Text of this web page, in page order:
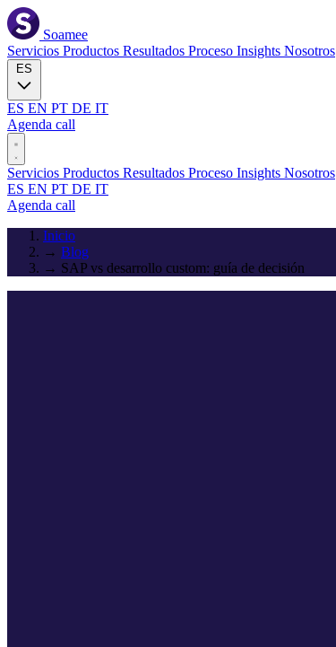
Soamee
Servicios Productos Resultados Proceso Insights Nosotros
ES EN PT DE IT
Agenda call
Servicios Productos Resultados Proceso Insights Nosotros
ES EN PT DE IT
Agenda call
Inicio
→ Blog
→ SAP vs desarrollo custom: guía de decisión